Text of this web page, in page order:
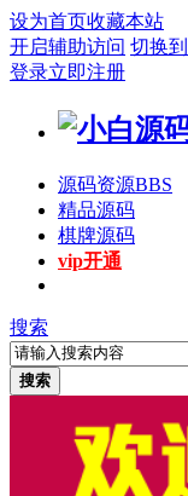
设为首页收藏本站
开启辅助访问 切换
登录立即注册
源码资源BBS
精品源码
棋牌源码
vip开通
搜索
搜索